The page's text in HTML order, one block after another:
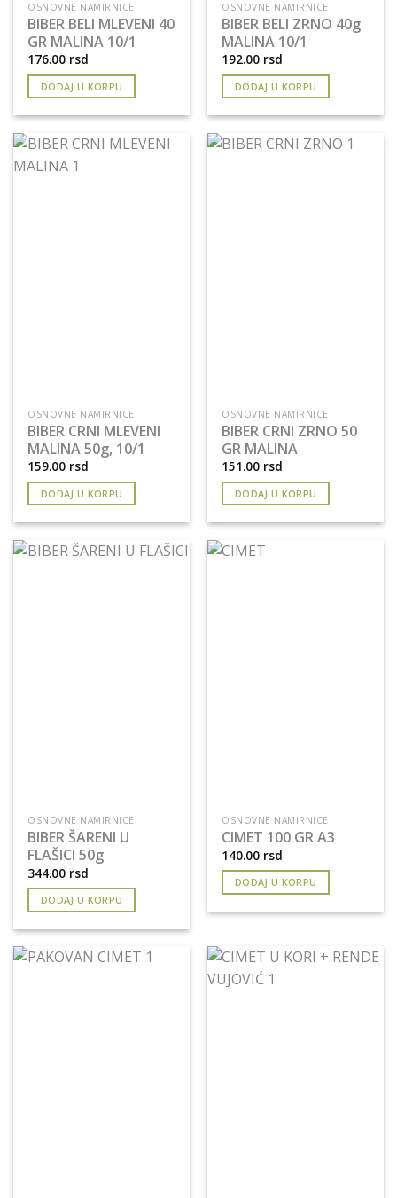
OSNOVNE NAMIRNICE
BIBER BELI MLEVENI 40
GR MALINA 10/1
176.00 rsd
DODAJ U KORPU
OSNOVNE NAMIRNICE
BIBER BELI ZRNO 40g
MALINA 10/1
192.00 rsd
DODAJ U KORPU
OSNOVNE NAMIRNICE
BIBER CRNI MLEVENI
MALINA 50g, 10/1
159.00 rsd
DODAJ U KORPU
OSNOVNE NAMIRNICE
BIBER CRNI ZRNO 50
GR MALINA
151.00 rsd
DODAJ U KORPU
OSNOVNE NAMIRNICE
BIBER ŠARENI U
FLAŠICI 50g
344.00 rsd
DODAJ U KORPU
OSNOVNE NAMIRNICE
CIMET 100 GR A3
140.00 rsd
DODAJ U KORPU